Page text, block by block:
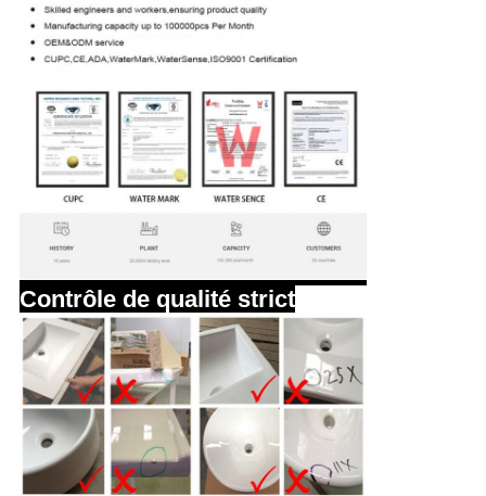
Contrôle de qualité strict